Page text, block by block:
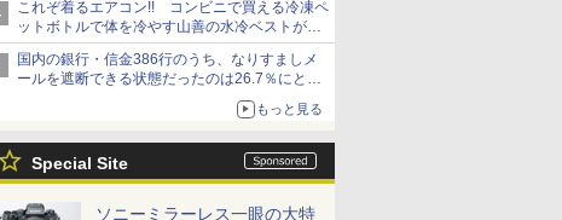
これぞ着るエアコン!! コンビニで買える冷凍ペ
ットボトルで体を冷やす山善の水冷ベストがロ
ードバイクにちょうどいい【ぼっち・ざ・ろー
ど！その14】【空いた時間でなにしてる？】
国内の銀行・信金386行のうち、なりすましメ
ールを遮断できる状態だったのは26.7％にとど
まる～GMOブランドセキュリティ調査
もっと見る
Special Site
ソニーミラーレス一眼の大特